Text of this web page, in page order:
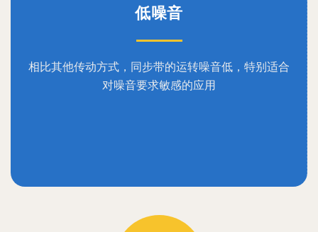
低噪音
相比其他传动方式，同步带的运转噪音低，特别适合
对噪音要求敏感的应用